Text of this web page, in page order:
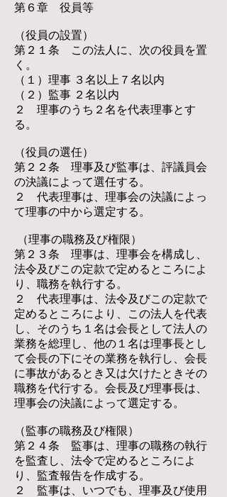
第６章 役員等
（役員の設置）
第２１条 この法人に、次の役員を置
く。
（１）理事 ３名以上７名以内
（２）監事 ２名以内
２ 理事のうち２名を代表理事とす
る。
（役員の選任）
第２２条 理事及び監事は、評議員会
の決議によって選任する。
２ 代表理事は、理事会の決議によっ
て理事の中から選定する。
（理事の職務及び権限）
第２３条 理事は、理事会を構成し、
法令及びこの定款で定めるところによ
り、職務を執行する。
２ 代表理事は、法令及びこの定款で
定めるところにより、この法人を代表
し、そのうち１名は会長として法人の
業務を総理し、他の１名は理事長とし
て会長の下にその業務を執行し、会長
に事故があるとき又は欠けたときその
職務を代行する。会長及び理事長は、
理事会の決議によって選定する。
（監事の職務及び権限）
第２４条 監事は、理事の職務の執行
を監査し、法令で定めるところによ
り、監査報告を作成する。
２ 監事は、いつでも、理事及び使用